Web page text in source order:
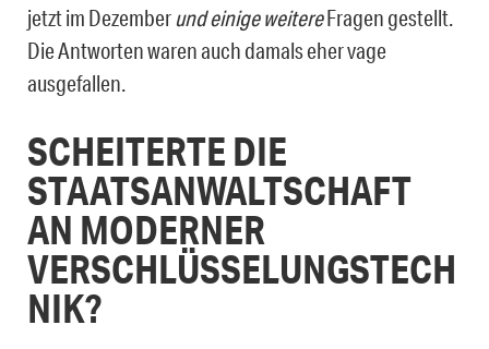
jetzt im Dezember und einige weitereFragen gestellt.
Die Antworten waren auch damals eher vage
ausgefallen.
SCHEITERTE DIE
STAATSANWALTSCHAFT
AN MODERNER
VERSCHLÜSSELUNGSTECH
NIK?